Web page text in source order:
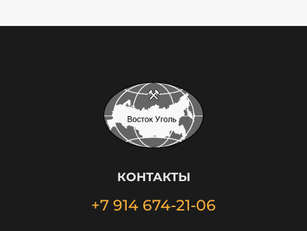
КОНТАКТЫ
+7 914 674-21-06